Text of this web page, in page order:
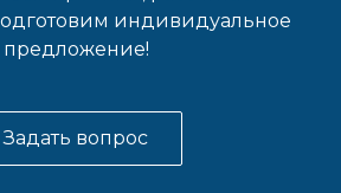
индивидуальное
предложение!
Задать вопрос